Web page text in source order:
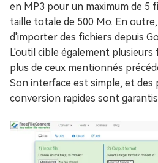
en MP3 pour un maximum de 5
taille totale de 500 Mo. En
d'importer des fichiers depuis
L'outil cible également
plus de ceux mentionnés
Son interface est simple, et des
conversion rapides sont